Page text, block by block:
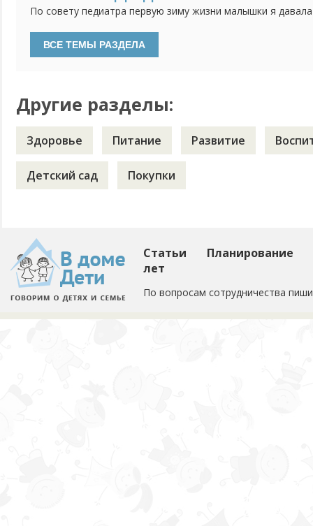
По совету педиатра первую зиму жизни малышки я
давать витамин Д3. Особенностей развития нет,
делать, если ребенку уже 2 года и гуляем регулярно?
Другие разделы:
Здоровье Питание Развитие
Детский сад Покупки
Статьи
Планирование
лет
По вопросам сотрудничества